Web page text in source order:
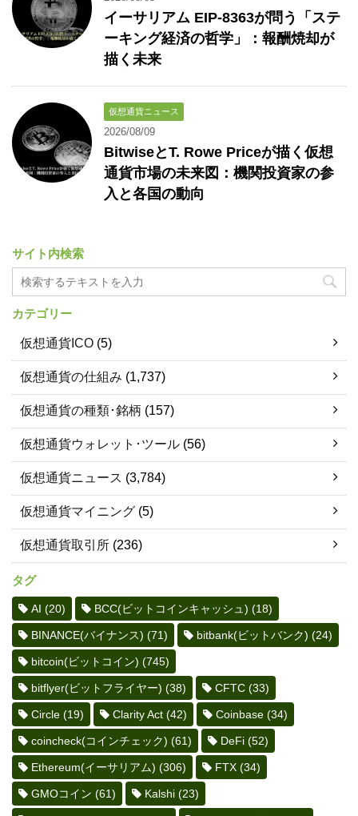
イーサリアム EIP-8363が問う「ステ
ーキング経済の哲学」：報酬焼却が
描く未来
仮想通貨ニュース
2026/08/09
BitwiseとT. Rowe Priceが描く仮想
通貨市場の未来図：機関投資家の参
入と各国の動向
サイト内検索
カテゴリー
仮想通貨ICO (5)
仮想通貨の仕組み (1,737)
仮想通貨の種類･銘柄 (157)
仮想通貨ウォレット･ツール (56)
仮想通貨ニュース (3,784)
仮想通貨マイニング (5)
仮想通貨取引所 (236)
タグ
AI (20) BCC(ビットコインキャッシュ) (18)
BINANCE(バイナンス) (71) bitbank(ビットバンク) (24)
bitcoin(ビットコイン) (745)
bitflyer(ビットフライヤー) (38) CFTC (33)
Circle (19) Clarity Act (42) Coinbase (34)
coincheck(コインチェック) (61) DeFi (52)
Ethereum(イーサリアム) (306) FTX (34)
GMOコイン (61) Kalshi (23)